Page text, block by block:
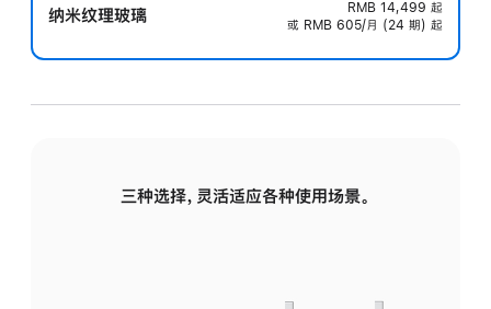
纳米纹理玻璃 RMB 14,499 起
或 RMB 605/月 (24 期) 起
三种选择，灵活适应各种使用场景。